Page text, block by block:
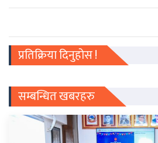
प्रतिक्रिया दिनुहोस !
सम्बन्धित खबरहरु